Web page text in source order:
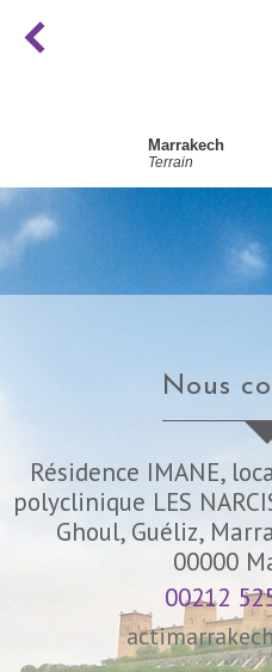
Marrakech
Terrain
nous
Résidence IMANE,
polyclinique LES
Ghoul, Guéliz,
00000
00212